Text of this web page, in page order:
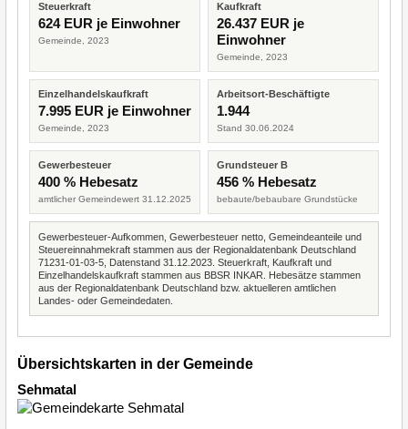
Steuerkraft
624 EUR je Einwohner
Gemeinde, 2023
Kaufkraft
26.437 EUR je
Einwohner
Gemeinde, 2023
Einzelhandelskaufkraft
7.995 EUR je Einwohner
Gemeinde, 2023
Arbeitsort-Beschäftigte
1.944
Stand 30.06.2024
Gewerbesteuer
400 % Hebesatz
amtlicher Gemeindewert 31.12.2025
Grundsteuer B
456 % Hebesatz
bebaute/bebaubare Grundstücke
Gewerbesteuer-Aufkommen, Gewerbesteuer netto, Gemeindeanteile und
Steuereinnahmekraft stammen aus der Regionaldatenbank Deutschland
71231-01-03-5, Datenstand 31.12.2023. Steuerkraft, Kaufkraft und
Einzelhandelskaufkraft stammen aus BBSR INKAR. Hebesätze stammen
aus der Regionaldatenbank Deutschland bzw. aktuelleren amtlichen
Landes- oder Gemeindedaten.
Übersichtskarten in der Gemeinde
Sehmatal